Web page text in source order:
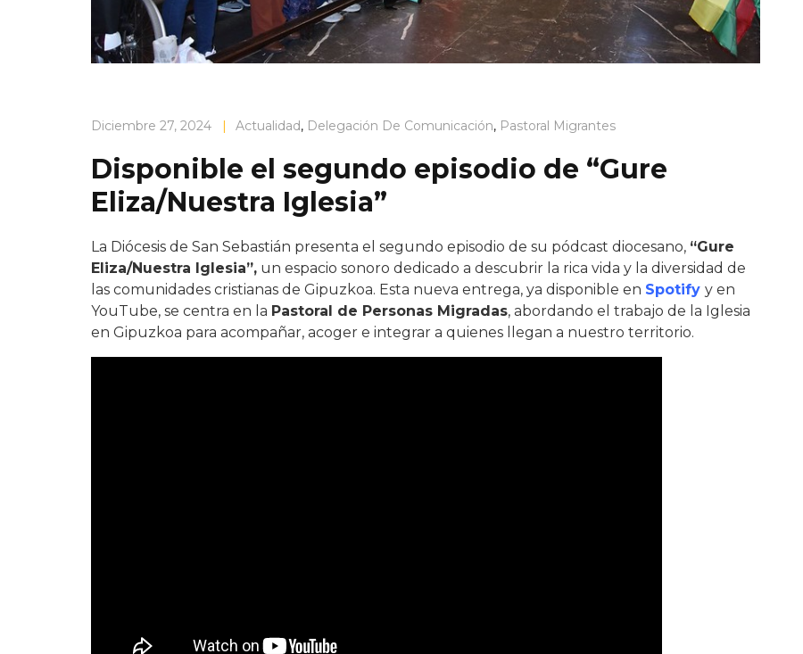
Diciembre 27, 2024 | Actualidad, Delegación De Comunicación, Pastoral Migrantes
Disponible el segundo episodio de “Gure
Eliza/Nuestra Iglesia”
La Diócesis de San Sebastián presenta el segundo episodio de su pódcast diocesano, “Gure
Eliza/Nuestra Iglesia”, un espacio sonoro dedicado a descubrir la rica vida y la diversidad de
las comunidades cristianas de Gipuzkoa. Esta nueva entrega, ya disponible en Spotify y en
YouTube, se centra en la Pastoral de Personas Migradas, abordando el trabajo de la Iglesia
en Gipuzkoa para acompañar, acoger e integrar a quienes llegan a nuestro territorio.